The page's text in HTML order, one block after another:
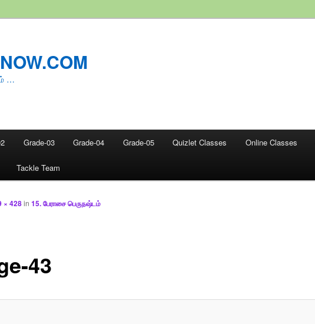
…
Grade-03 Grade-04 Grade-05 Quizlet Classes Online Classes
Tackle Team
43
× 428in 15. பேராசை பெருநஷ்டம்